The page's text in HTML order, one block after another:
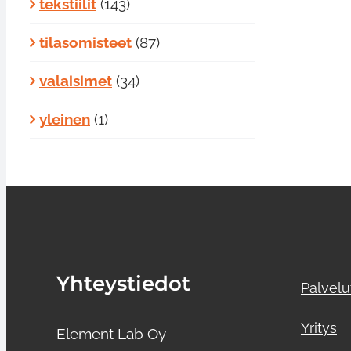
tekstiilit (143)
tilasomisteet (87)
valaisimet (34)
yleinen (1)
Yhteystiedot
Element Lab Oy Yritys